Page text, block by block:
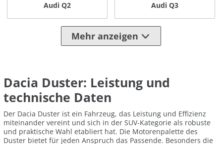
Audi Q2 Audi Q3
Mehr anzeigen
Dacia Duster: Leistung und
technische Daten
Der Dacia Duster ist ein Fahrzeug, das Leistung und Effizienz
miteinander vereint und sich in der SUV-Kategorie als robuste
und praktische Wahl etabliert hat. Die Motorenpalette des
Duster bietet für jeden Anspruch das Passende. Besonders die